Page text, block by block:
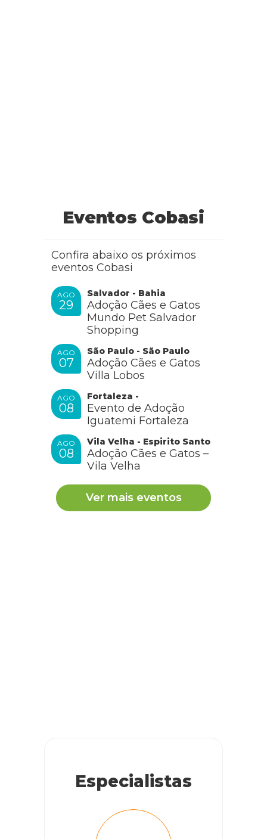
Eventos Cobasi
Confira abaixo os próximos
eventos Cobasi
AGO
29
Salvador - Bahia
Adoção Cães e Gatos
Mundo Pet Salvador
Shopping
AGO
07
São Paulo - São Paulo
Adoção Cães e Gatos
Villa Lobos
AGO
08
Fortaleza -
Evento de Adoção
Iguatemi Fortaleza
AGO
08
Vila Velha - Espirito Santo
Adoção Cães e Gatos –
Vila Velha
Ver mais eventos
Especialistas